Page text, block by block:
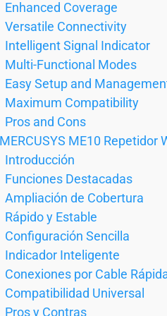
Enhanced Coverage
Versatile Connectivity
Intelligent Signal Indicator
Multi-Functional Modes
Easy Setup and
Maximum Compatibility
Pros and Cons
ME10 Repetidor
Introducción
Funciones Destacadas
Ampliación de Cobertura
Rápido y Estable
Configuración Sencilla
Indicador Inteligente
Conexiones por Cable
Compatibilidad Universal
Pros y Contras